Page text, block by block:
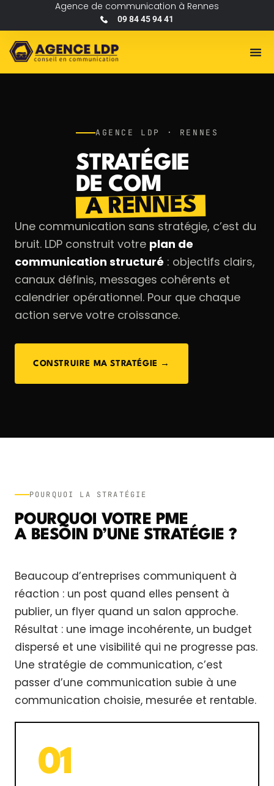
Agence de communication à Rennes
09 84 45 94 41
AGENCE LDP · RENNES
STRATÉGIE
DE COM
À RENNES
Une communication sans stratégie, c’est du
bruit. LDP construit votre plan de
communication structuré : objectifs clairs,
canaux définis, messages cohérents et
calendrier opérationnel. Pour que chaque
action serve votre croissance.
CONSTRUIRE MA STRATÉGIE →
POURQUOI LA STRATÉGIE
POURQUOI VOTRE PME
A BESOIN D’UNE STRATÉGIE ?
Beaucoup d’entreprises communiquent à
réaction : un post quand elles pensent à
publier, un flyer quand un salon approche.
Résultat : une image incohérente, un budget
dispersé et une visibilité qui ne progresse pas.
Une stratégie de communication, c’est
passer d’une communication subie à une
communication choisie, mesurée et rentable.
01